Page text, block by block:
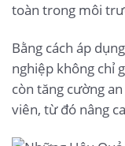
toàn trong môi
Bằng cách áp
nghiệp không chỉ
còn tăng cường
viên, từ đó nâng